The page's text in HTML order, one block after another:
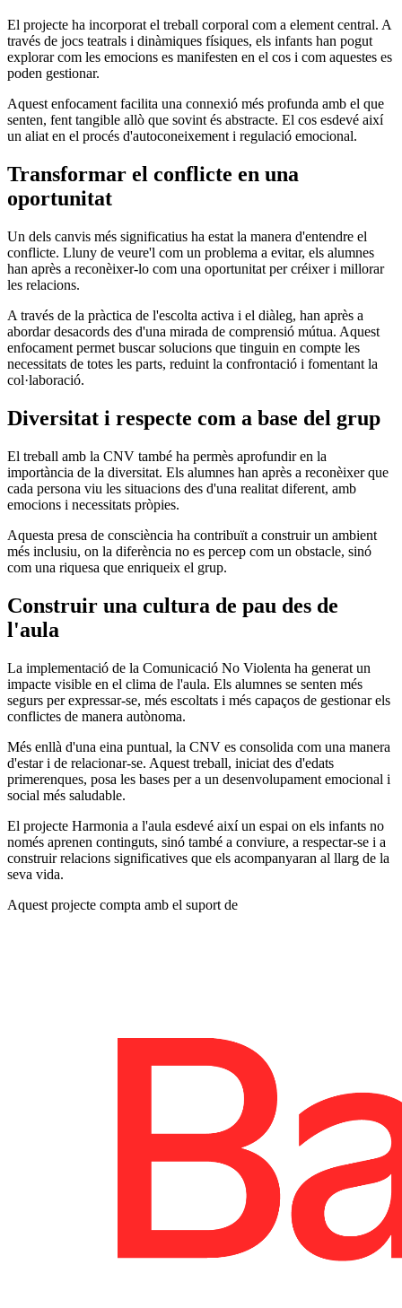
El projecte ha incorporat el treball corporal com a element central. A
través de jocs teatrals i dinàmiques físiques, els infants han pogut
explorar com les emocions es manifesten en el cos i com aquestes es
poden gestionar.
Aquest enfocament facilita una connexió més profunda amb el que
senten, fent tangible allò que sovint és abstracte. El cos esdevé així
un aliat en el procés d'autoconeixement i regulació emocional.
Transformar el conflicte en una
oportunitat
Un dels canvis més significatius ha estat la manera d'entendre el
conflicte. Lluny de veure'l com un problema a evitar, els alumnes
han après a reconèixer-lo com una oportunitat per créixer i millorar
les relacions.
A través de la pràctica de l'escolta activa i el diàleg, han après a
abordar desacords des d'una mirada de comprensió mútua. Aquest
enfocament permet buscar solucions que tinguin en compte les
necessitats de totes les parts, reduint la confrontació i fomentant la
col·laboració.
Diversitat i respecte com a base del grup
El treball amb la CNV també ha permès aprofundir en la
importància de la diversitat. Els alumnes han après a reconèixer que
cada persona viu les situacions des d'una realitat diferent, amb
emocions i necessitats pròpies.
Aquesta presa de consciència ha contribuït a construir un ambient
més inclusiu, on la diferència no es percep com un obstacle, sinó
com una riquesa que enriqueix el grup.
Construir una cultura de pau des de
l'aula
La implementació de la Comunicació No Violenta ha generat un
impacte visible en el clima de l'aula. Els alumnes se senten més
segurs per expressar-se, més escoltats i més capaços de gestionar els
conflictes de manera autònoma.
Més enllà d'una eina puntual, la CNV es consolida com una manera
d'estar i de relacionar-se. Aquest treball, iniciat des d'edats
primerenques, posa les bases per a un desenvolupament emocional i
social més saludable.
El projecte Harmonia a l'aula esdevé així un espai on els infants no
només aprenen continguts, sinó també a conviure, a respectar-se i a
construir relacions significatives que els acompanyaran al llarg de la
seva vida.
Aquest projecte compta amb el suport de